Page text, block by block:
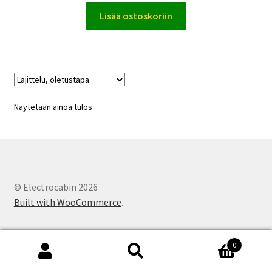
4.00/ 5
Lisää ostoskoriin
Näytetään ainoa tulos
© Electrocabin 2026
Built with WooCommerce.
0